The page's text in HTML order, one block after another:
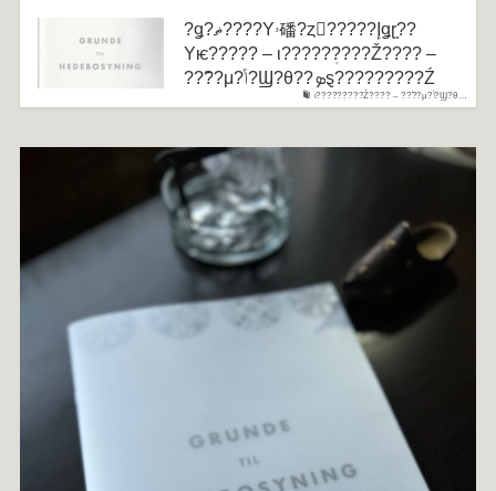
ι?????ܲ????Ž???? – ???⳰?μ?ݴ?Ϣ?θ…
?ǥ?ޡ????Υۥ磻?ȥ?????إǥܻɽ??
Υѥ????? – ι?????ܲ????Ž???? –
???⳰?μ?ݴ?Ϣ?θ??ܤȿ?????????Ź